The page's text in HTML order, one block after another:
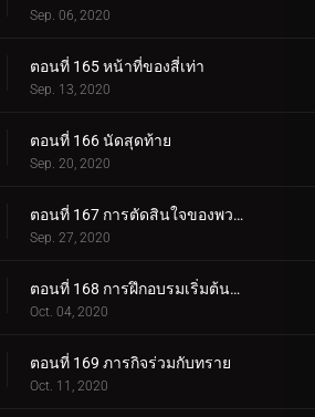
Sep. 06, 2020
ตอนที่ 165 หน้าที่ของสี่เท่า
Sep. 13, 2020
ตอนที่ 166 นัดสุดท้าย
Sep. 20, 2020
ตอนที่ 167 การตัดสินใจของพวกเขา
Sep. 27, 2020
ตอนที่ 168 การฝึกอบรมเริ่มต้นขึ้น!
Oct. 04, 2020
ตอนที่ 169 ภารกิจร่วมกับทราย
Oct. 11, 2020